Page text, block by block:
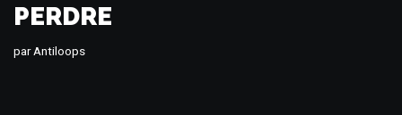
PERDRE
parAntiloops